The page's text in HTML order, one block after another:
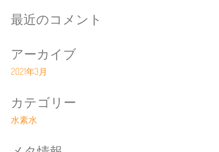
最近のコメント
アーカイブ
2021年3月
カテゴリー
水素水